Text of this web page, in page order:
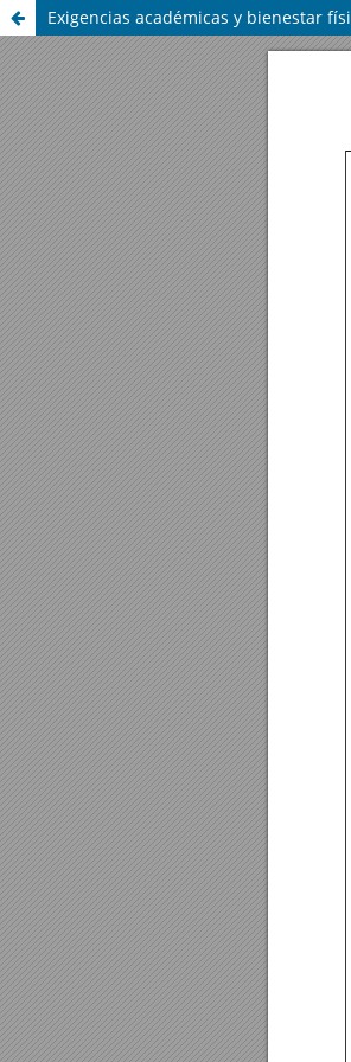
Exigencias académicas y bienestar